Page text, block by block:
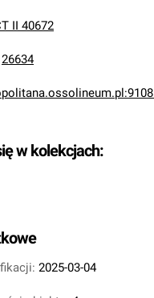
II 40672
26634
w kolekcjach:
2025-03-04